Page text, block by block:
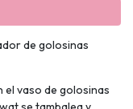
de golosinas
el vaso de golosinas